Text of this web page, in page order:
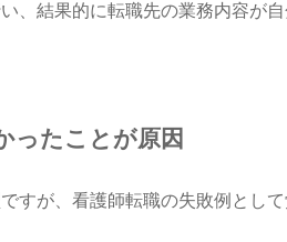
、結果的に転職先の業務内容が自
ったことが原因
すが、看護師転職の失敗例として